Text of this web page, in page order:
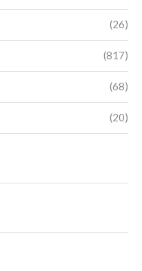
(26)
(817)
(68)
(20)